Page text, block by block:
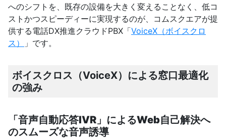
へのシフトを、既存の設備を大きく変えることなく、低コ
ストかつスピーディーに実現するのが、コムスクエアが提
供する電話DX推進クラウドPBX「VoiceX（ボイスクロ
ス）
」です。
ボイスクロス（VoiceX）による窓口最適化
の強み
「音声自動応答IVR」によるWeb自己解決へ
のスムーズな音声誘導